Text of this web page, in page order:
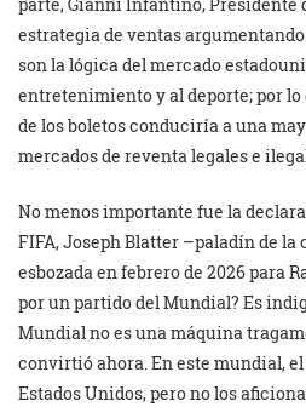
parte, Gianni Infantino, Presidente
estrategia de ventas
son la lógica del mercado
entretenimiento y al deporte; por
de los boletos conduciría a una
mercados de reventa legales e
No menos importante fue la
FIFA, Joseph Blatter –paladín de
esbozada en febrero de 2026 para
por un partido del Mundial? Es
Mundial no es una máquina
convirtió ahora. En este mundial,
Estados Unidos, pero no los